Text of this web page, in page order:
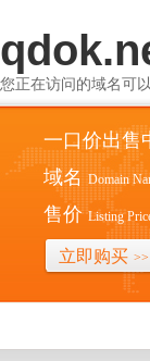
您正在访问的域名可
一口价出售
域名 Domain
售价 Listing
立即购买 >>